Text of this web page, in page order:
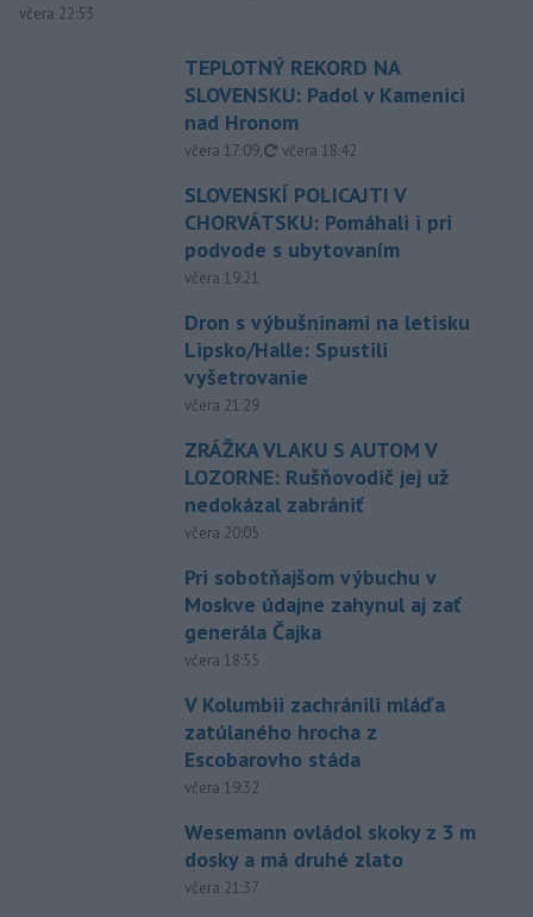
včera 22:53
TEPLOTNÝ REKORD NA
SLOVENSKU: Padol v Kamenici
nad Hronom
včera 17:09, aktualizované
včera 18:42
SLOVENSKÍ POLICAJTI V
CHORVÁTSKU: Pomáhali i pri
podvode s ubytovaním
včera 19:21
Dron s výbušninami na letisku
Lipsko/Halle: Spustili
vyšetrovanie
včera 21:29
ZRÁŽKA VLAKU S AUTOM V
LOZORNE: Rušňovodič jej už
nedokázal zabrániť
včera 20:05
Pri sobotňajšom výbuchu v
Moskve údajne zahynul aj zať
generála Čajka
včera 18:55
V Kolumbii zachránili mláďa
zatúlaného hrocha z
Escobarovho stáda
včera 19:32
Wesemann ovládol skoky z 3 m
dosky a má druhé zlato
včera 21:37